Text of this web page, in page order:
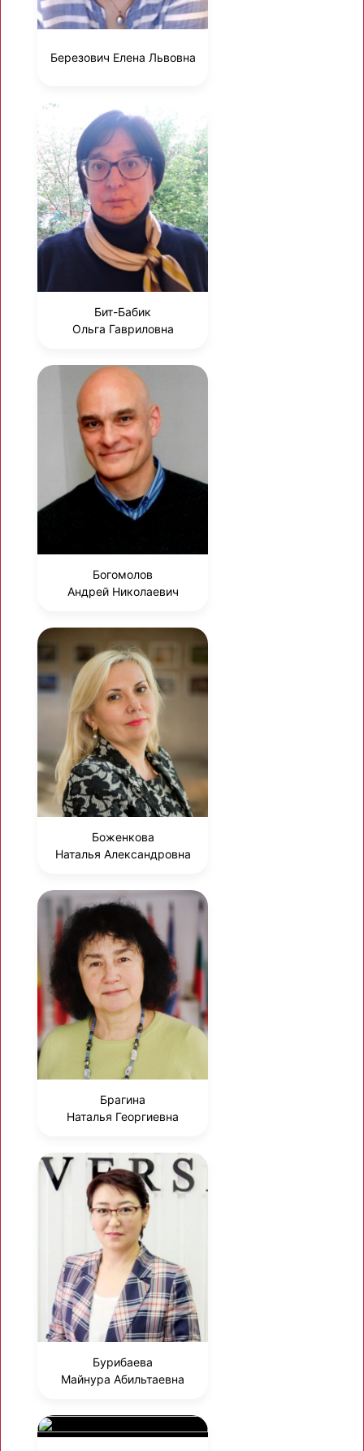
Березович Елена Львовна
Бит-Бабик
Ольга Гавриловна
Богомолов
Андрей Николаевич
Боженкова
Наталья Александровна
Брагина
Наталья Георгиевна
Бурибаева
Майнура Абильтаевна